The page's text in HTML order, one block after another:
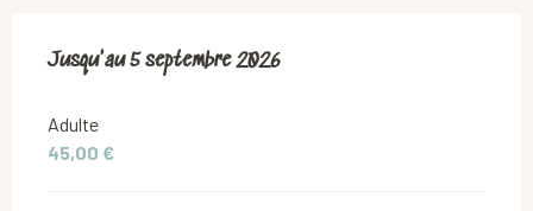
Du19 juillet 2026au5 septembre 2026
Jusqu'au5 septembre 2026
Adulte
45,00 €